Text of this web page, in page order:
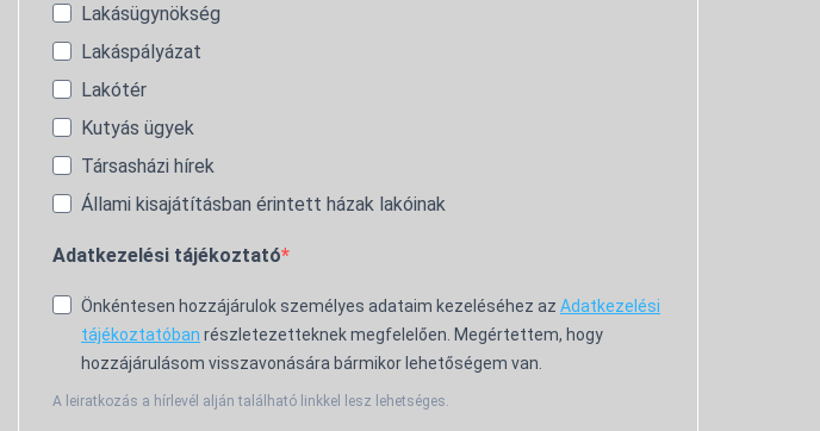
Lakásügynökség
Lakáspályázat
Lakótér
Kutyás ügyek
Társasházi hírek
Állami kisajátításban érintett házak lakóinak
Adatkezelési tájékoztató
Önkéntesen hozzájárulok személyes adataim kezeléséhez az Adatkezelési
tájékoztatóban részletezetteknek megfelelően. Megértettem, hogy
hozzájárulásom visszavonására bármikor lehetőségem van.
A leiratkozás a hírlevél alján található linkkel lesz lehetséges.